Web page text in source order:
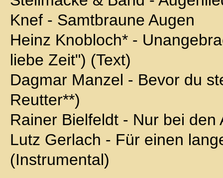
Knef - Samtbraune Augen
Heinz Knobloch* -
liebe Zeit") (Text)
Dagmar Manzel - Bevor du
Reutter**)
Rainer Bielfeldt - Nur bei den
Lutz Gerlach - Für einen
(Instrumental)